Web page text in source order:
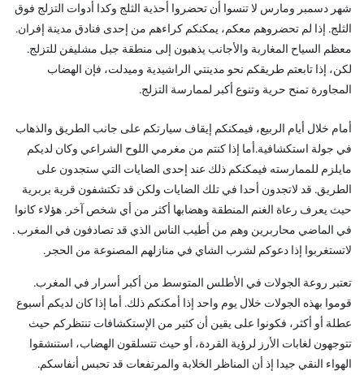
شهر دسمبر ومارس لا تنسوا أن تحضروا أحذية الثلج وكدا أدوات التزلج فوق
الثلج. إذا لم تحضروهم معكم، يمكنكم كراءهم من إحدى فنادق مدينة إفران.
معظم السياح المغاربة والأجانب يذهبون إلى منطقة جبل مشليفن للتزلج.
لكن، إذا تابعتم طريقكم نحو مدينتي الراشيدية وميدلت، فإن الهضاب
المجاورة تمنح حرية وتنوع أكبر لممارسة التزلج.
أمام خلال أيام الربيع، فيمكنكم إيقاف سيارتكم على جانب الطريق والذهاب
في جولة استكشافية.أما إذا كنتم من مغرمي اللوح الشراعي وكان لديكم
مايلزم للممارسته فيمكنكم ذلك عند إحدى الضايات التي ستجدون على
الطريق. قد لاتجدون أحدا في تلك الضايات ولكن قد تكتشفون قرية بربرية
حيث يعرف رعاة الغنم المنطقة وهضابها أكثر من أي شخص آخر. هؤلاء كانوا
في الماضي محاربرين وهم من أطيب الناس الذي قد تصادفون في المغرب .
لاتستغربوا إذا دعوكم لشرب الشاي في منازلهم المصنوعة من الحجر.
تعتبر روعة الجولات في الأطلس المتوسط من أكبر أسرار في المغرب.
قوموا بهذه الجولات خلال يوم واحد إذا أمكنكم ذلك. أما إذا كان لديكم أسبوع
عطلة أو أكثر، فكونوا على يقين أن كثير من الإستكشافات تنتظركم حيث
تتوجهون لغابات الأرز لرؤية القردة، أو حيث تتسلقون الهضاب، استنشقوا
الهواء النقي جيدا إذ أن المناظر الخلابة والمرتفعات قد تحبس أنفاسكم.